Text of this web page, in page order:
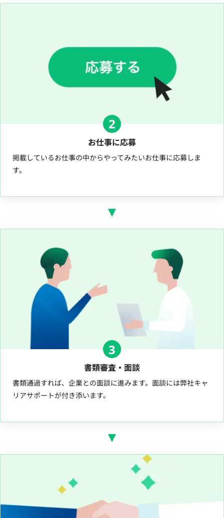
2
お仕事に応募
掲載しているお仕事の中からやってみたいお仕事に応募しま
す。
3
書類審査・面談
書類通過すれば、企業との面談に進みます。面談には弊社キャ
リアサポートが付き添います。